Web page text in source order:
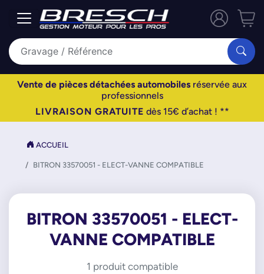
Vente de pièces détachées automobiles réservée aux
professionnels
LIVRAISON GRATUITE dès 15€ d’achat ! **
ACCUEIL
BITRON 33570051 - ELECT-VANNE COMPATIBLE
BITRON 33570051 - ELECT-
VANNE COMPATIBLE
1 produit compatible